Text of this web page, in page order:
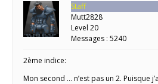
Staff
Mutt2828
Level 20
Messages : 5240
2ème indice:
Mon second … n’est pas un 2. Puisque